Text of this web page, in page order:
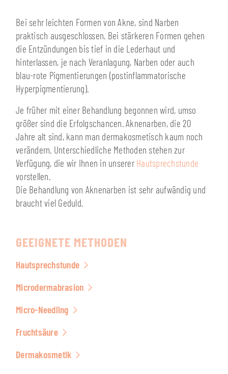
Bei sehr leichten Formen von Akne, sind Narben
praktisch ausgeschlossen. Bei stärkeren Formen gehen
die Entzündungen bis tief in die Lederhaut und
hinterlassen, je nach Veranlagung, Narben oder auch
blau-rote Pigmentierungen (postinflammatorische
Hyperpigmentierung).
Je früher mit einer Behandlung begonnen wird, umso
größer sind die Erfolgschancen. Aknenarben, die 20
Jahre alt sind, kann man dermakosmetisch kaum noch
verändern. Unterschiedliche Methoden stehen zur
Verfügung, die wir Ihnen in unserer Hautsprechstunde
vorstellen.
Die Behandlung von Aknenarben ist sehr aufwändig und
braucht viel Geduld.
GEEIGNETE METHODEN
Hautsprechstunde
Microdermabrasion
Micro-Needling
Fruchtsäure
Dermakosmetik